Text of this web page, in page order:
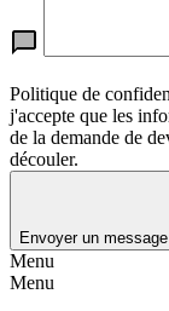
Politique de
j'accepte que les
de la demande de
découler.
Envoyer un message
Menu
Menu